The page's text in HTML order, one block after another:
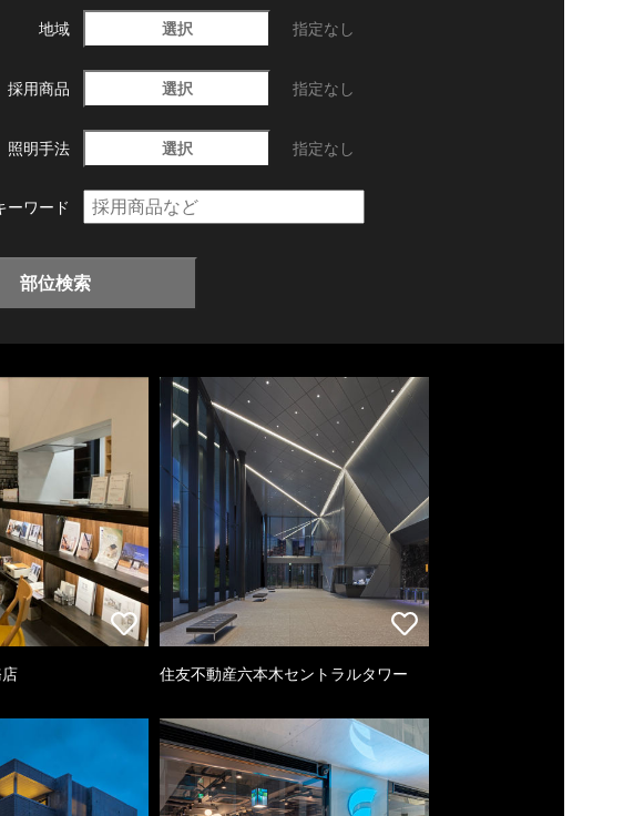
地域 選択 指定なし
採用商品 選択 指定なし
照明手法 選択 指定なし
ーワード
部位検索
住友不動産六本木セントラルタワー